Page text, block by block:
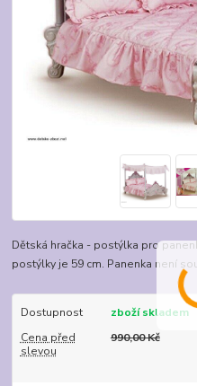
Dětská hračka - postýlka pro
postýlky je 59 cm. Panenka není
Dostupnost
zboží skladem
Cena před
slevou
990,00 Kč